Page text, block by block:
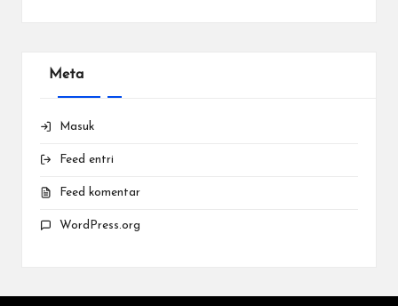
Meta
Masuk
Feed entri
Feed komentar
WordPress.org